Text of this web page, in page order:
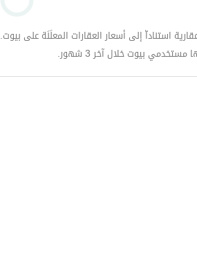
استناداّ إلى أسعار العقارات المعلَنَة على بيوت.
بيوت خلال آخر 3 شهور.